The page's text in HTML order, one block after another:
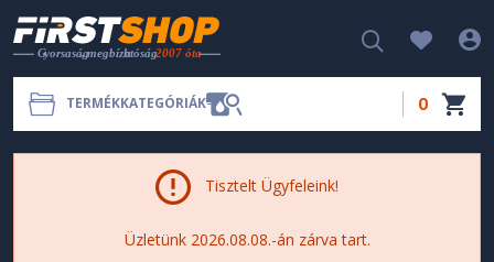
TERMÉKKATEGÓRIÁK 0
Tisztelt Ügyfeleink!
Üzletünk 2026.08.08.-án zárva tart.